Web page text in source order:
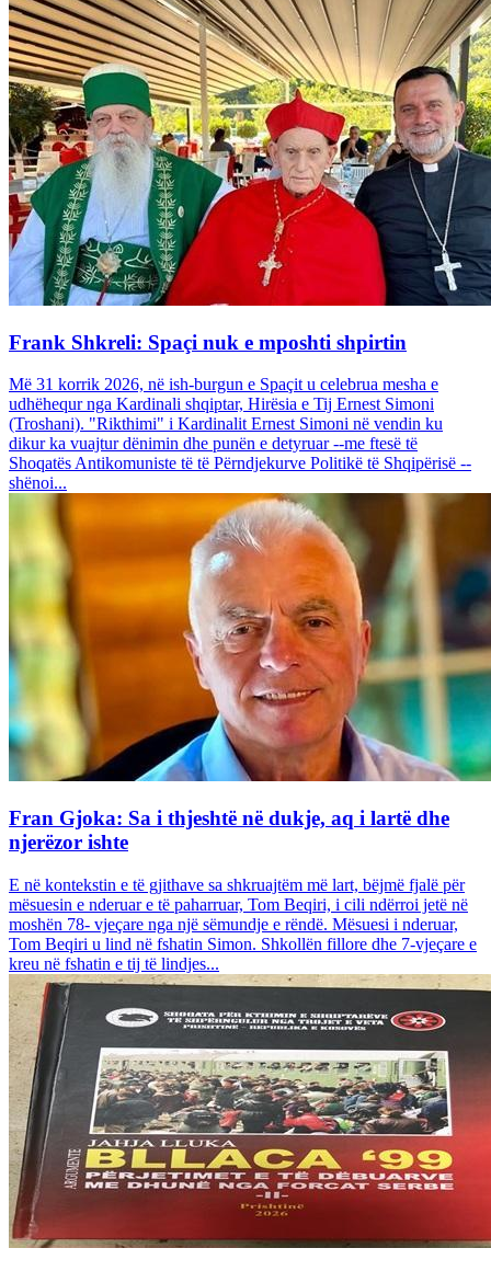
Frank Shkreli: Spaçi nuk e mposhti shpirtin
Më 31 korrik 2026, në ish-burgun e Spaçit u celebrua mesha e
udhëhequr nga Kardinali shqiptar, Hirësia e Tij Ernest Simoni
(Troshani). "Rikthimi" i Kardinalit Ernest Simoni në vendin ku
dikur ka vuajtur dënimin dhe punën e detyruar --me ftesë të
Shoqatës Antikomuniste të të Përndjekurve Politikë të Shqipërisë --
shënoi...
Fran Gjoka: Sa i thjeshtë në dukje, aq i lartë dhe
njerëzor ishte
E në kontekstin e të gjithave sa shkruajtëm më lart, bëjmë fjalë për
mësuesin e nderuar e të paharruar, Tom Beqiri, i cili ndërroi jetë në
moshën 78- vjeçare nga një sëmundje e rëndë. Mësuesi i nderuar,
Tom Beqiri u lind në fshatin Simon. Shkollën fillore dhe 7-vjeçare e
kreu në fshatin e tij të lindjes...